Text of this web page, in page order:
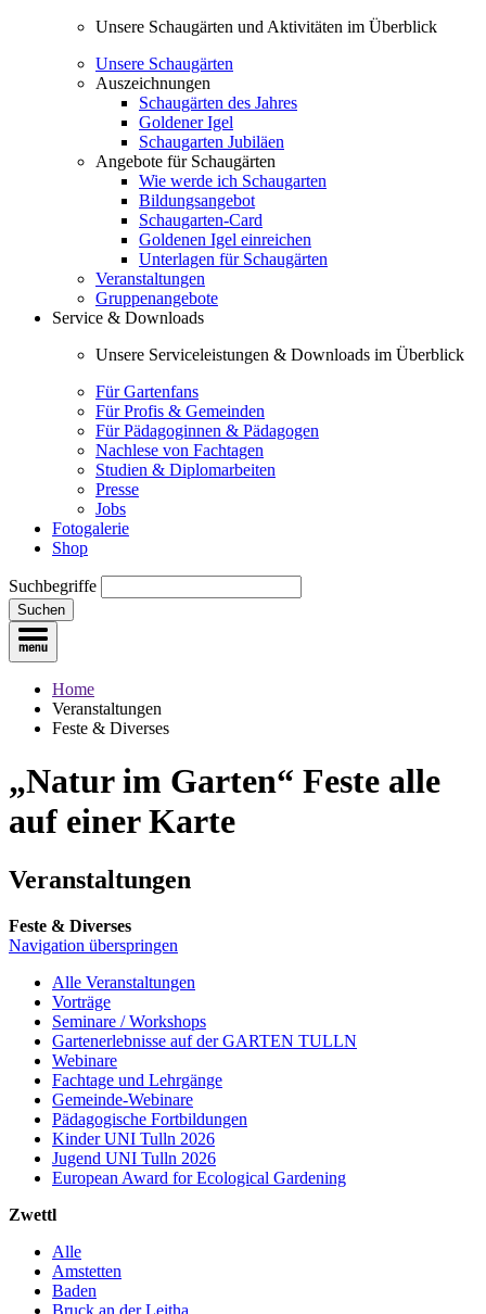
Unsere Schaugärten und Aktivitäten im Überblick
Unsere Schaugärten
Auszeichnungen
Schaugärten des Jahres
Goldener Igel
Schaugarten Jubiläen
Angebote für Schaugärten
Wie werde ich Schaugarten
Bildungsangebot
Schaugarten-Card
Goldenen Igel einreichen
Unterlagen für Schaugärten
Veranstaltungen
Gruppenangebote
Service & Downloads
Unsere Serviceleistungen & Downloads im Überblick
Für Gartenfans
Für Profis & Gemeinden
Für Pädagoginnen & Pädagogen
Nachlese von Fachtagen
Studien & Diplomarbeiten
Presse
Jobs
Fotogalerie
Shop
Suchbegriffe
Suchen
Home
Veranstaltungen
Feste & Diverses
„Natur im Garten“ Feste alle
auf einer Karte
Veranstaltungen
Feste & Diverses
Navigation überspringen
Alle Veranstaltungen
Vorträge
Seminare / Workshops
Gartenerlebnisse auf der GARTEN TULLN
Webinare
Fachtage und Lehrgänge
Gemeinde-Webinare
Pädagogische Fortbildungen
Kinder UNI Tulln 2026
Jugend UNI Tulln 2026
European Award for Ecological Gardening
Zwettl
Alle
Amstetten
Baden
Bruck an der Leitha